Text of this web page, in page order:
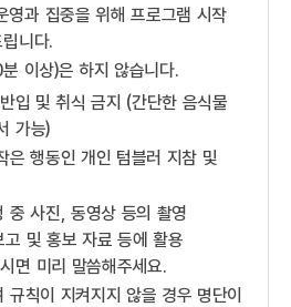
영과 집중을 위해 프로그램 시작
니다.
이상)은 하지 않습니다.
입 및 취식 금지 (간단한 음식물
가능)
은 행동인 개인 텀블러 지참 및
중 사진, 동영상 등의 촬영
및 홍보 자료 등에 활용
면 미리 말씀해주세요.
규칙이 지켜지지 않을 경우 명단이